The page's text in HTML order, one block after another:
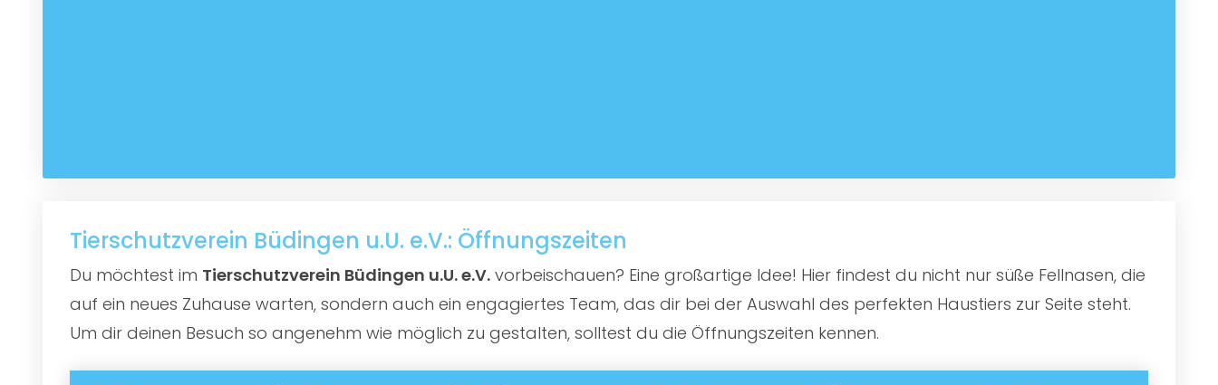
Tierschutzverein Büdingen u.U. e.V.: Öffnungszeiten
Du möchtest im Tierschutzverein Büdingen u.U. e.V. vorbeischauen? Eine großartige Idee! Hier findest du nicht nur süße Fellnasen, die
auf ein neues Zuhause warten, sondern auch ein engagiertes Team, das dir bei der Auswahl des perfekten Haustiers zur Seite steht.
Um dir deinen Besuch so angenehm wie möglich zu gestalten, solltest du die Öffnungszeiten kennen.